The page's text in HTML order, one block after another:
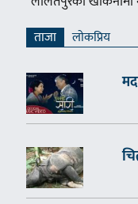
ताजा लाेकप्रिय